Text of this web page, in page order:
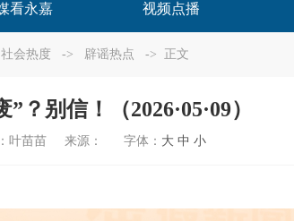
看永嘉 视频点播
社会热度 -> 辟谣热点 -> 正文
？别信！（2026·05·09）
叶苗苗 来源： 字体： 大 中 小